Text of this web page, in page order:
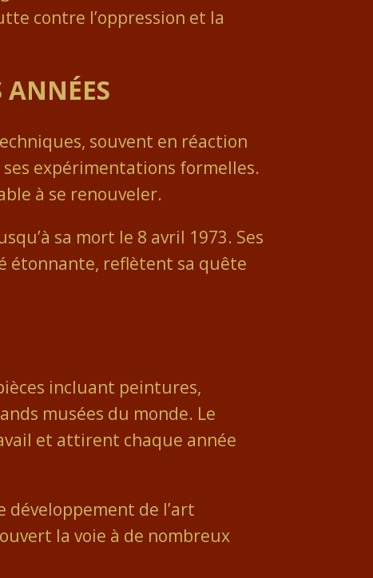
contre l’oppression et la
ANNÉES
souvent en réaction
expérimentations formelles.
à se renouveler.
sa mort le 8 avril 1973. Ses
étonnante, reflètent sa quête
incluant peintures,
musées du monde. Le
et attirent chaque année
de l’art
la voie à de nombreux